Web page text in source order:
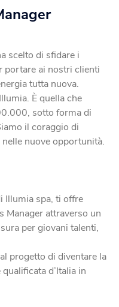
ottimale tutto l’anno.
dal tuo balcone.
scelta.
scelto di sfidare i
portare ai nostri clienti
tutta nuova.
È quella che
sotto forma di
il coraggio di
nuove opportunità.
Illumia spa, ti offre
Manager attraverso un
per giovani talenti,
progetto di diventare la
d’Italia in